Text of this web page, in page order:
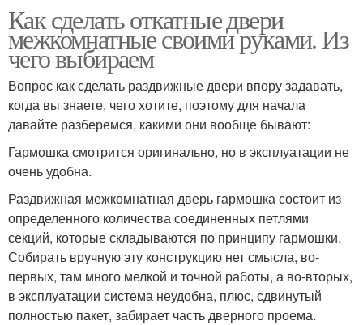
Как сделать откатные двери
межкомнатные своими руками. Из
чего выбираем
Вопрос как сделать раздвижные двери впору задавать,
когда вы знаете, чего хотите, поэтому для начала
давайте разберемся, какими они вообще бывают:
Гармошка смотрится оригинально, но в эксплуатации не
очень удобна.
Раздвижная межкомнатная дверь гармошка состоит из
определенного количества соединенных петлями
секций, которые складываются по принципу гармошки.
Собирать вручную эту конструкцию нет смысла, во-
первых, там много мелкой и точной работы, а во-вторых,
в эксплуатации система неудобна, плюс, сдвинутый
полностью пакет, забирает часть дверного проема.